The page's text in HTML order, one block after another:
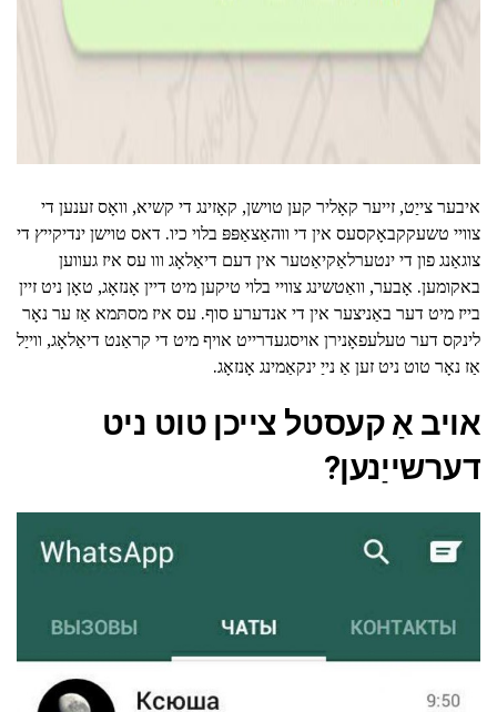
איבער צייַט, זייער קאָליר קען טוישן, קאָזינג די קשיא, וואָס זענען די
צוויי טשעקקבאָקסעס אין די ווהאַצאַפּפּ בלוי כיו. דאס טוישן ינדיקייץ די
צוגאַנג פון די ינטערלאַקיאַטער אין דעם דיאַלאָג ווו עס איז געווען
באקומען. אָבער, וואַטשינג צוויי בלוי טיקען מיט דיין אָנזאָג, טאָן ניט זיין
בייז מיט דער באַניצער אין די אנדערע סוף. עס איז מסתּמא אַז ער נאָר
לינקס דער טעלעפאָנירן אויסגעדרייט אויף מיט די קראַנט דיאַלאָג, ווייַל
אַז נאָר טוט ניט זען אַ נייַ ינקאַמינג אָנזאָג.
אויב אַ קעסטל צייכן טוט ניט
דערשייַנען?